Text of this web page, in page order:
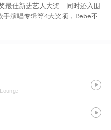
最佳新进艺人大奖，同时还入围
演唱专辑等4大奖项，Bebe不